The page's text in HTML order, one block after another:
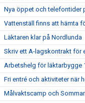
Nya öppet och telefontider
Vattenställ finns att hämta
Läktaren klar på Nordlunda
Skriv ett A-lagskontrakt för
Arbetshelg för läktarbygge
Fri entré och aktiviteter när
Målvaktscamp och